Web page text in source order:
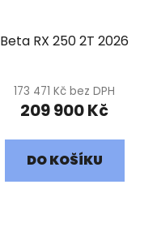
Beta RX 250 2T 2026
173 471 Kč bez DPH
209 900 Kč
DO KOŠÍKU